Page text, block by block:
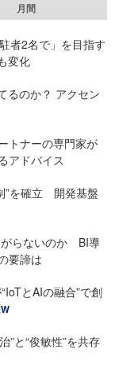
月間
者2名で」を目指す
変化
るのか？ アクセン
トナーの専門家が
アドバイス
”を確立 開発基盤
がらないのか BI導
要諦は
とAIの融合”で創
”と“俊敏性”を共存